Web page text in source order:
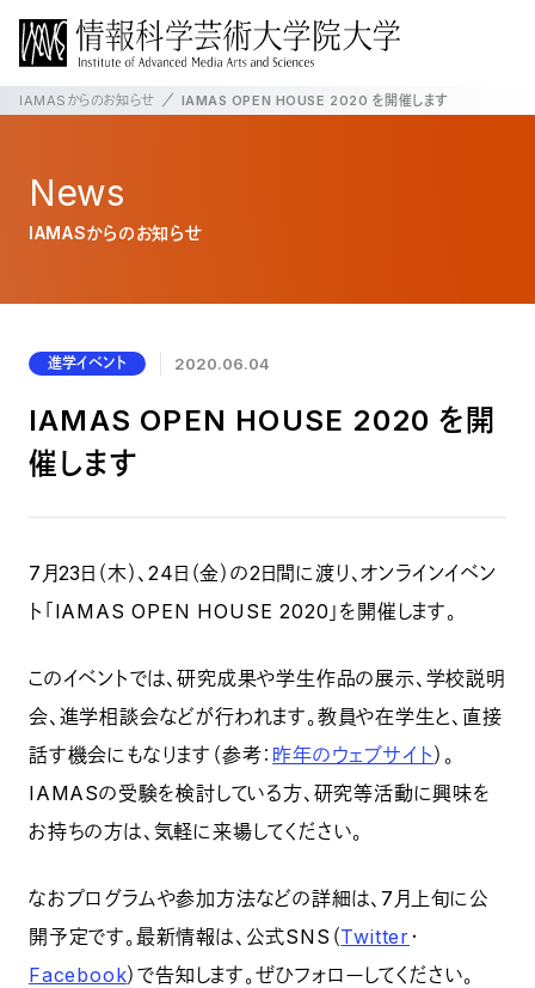
IAMASからのお知らせ IAMAS OPEN HOUSE 2020 を開催します
News
IAMASからのお知らせ
進学イベント 2020.06.04
IAMAS OPEN HOUSE 2020 を開
催します
7月23日（木）、24日（金）の2日間に渡り、オンラインイベン
ト「IAMAS OPEN HOUSE 2020」を開催します。
このイベントでは、研究成果や学生作品の展示、学校説明
会、進学相談会などが行われます。教員や在学生と、直接
話す機会にもなります（参考： 昨年のウェブサイト）。
IAMASの受験を検討している方、研究等活動に興味を
お持ちの方は、気軽に来場してください。
なおプログラムや参加方法などの詳細は、7月上旬に公
開予定です。最新情報は、公式SNS（Twitter・
Facebook）で告知します。ぜひフォローしてください。